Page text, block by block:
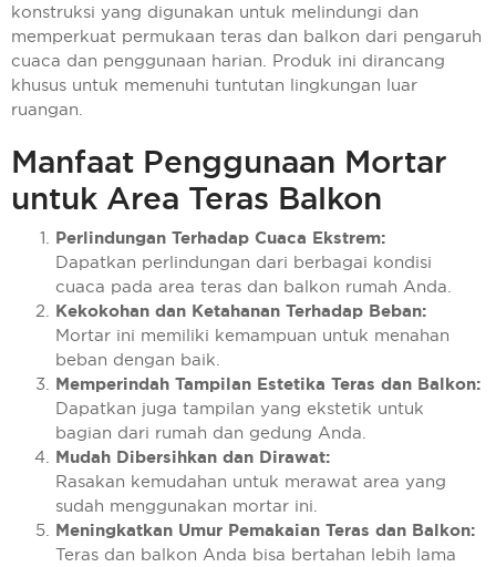
konstruksi yang digunakan untuk melindungi dan
memperkuat permukaan teras dan balkon dari pengaruh
cuaca dan penggunaan harian. Produk ini dirancang
khusus untuk memenuhi tuntutan lingkungan luar
ruangan.
Manfaat Penggunaan Mortar
untuk Area Teras Balkon
Perlindungan Terhadap Cuaca Ekstrem:
Dapatkan perlindungan dari berbagai kondisi
cuaca pada area teras dan balkon rumah Anda.
Kekokohan dan Ketahanan Terhadap Beban:
Mortar ini memiliki kemampuan untuk menahan
beban dengan baik.
Memperindah Tampilan Estetika Teras dan Balkon:
Dapatkan juga tampilan yang ekstetik untuk
bagian dari rumah dan gedung Anda.
Mudah Dibersihkan dan Dirawat:
Rasakan kemudahan untuk merawat area yang
sudah menggunakan mortar ini.
Meningkatkan Umur Pemakaian Teras dan Balkon:
Teras dan balkon Anda bisa bertahan lebih lama